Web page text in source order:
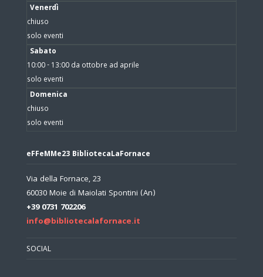
Venerdì
chiuso
solo eventi
Sabato
10:00 - 13:00 da ottobre ad aprile
solo eventi
Domenica
chiuso
solo eventi
eFFeMMe23 BibliotecaLaFornace
Via della Fornace, 23
60030 Moie di Maiolati Spontini (An)
+39 0731 702206
info@bibliotecalafornace.it
SOCIAL